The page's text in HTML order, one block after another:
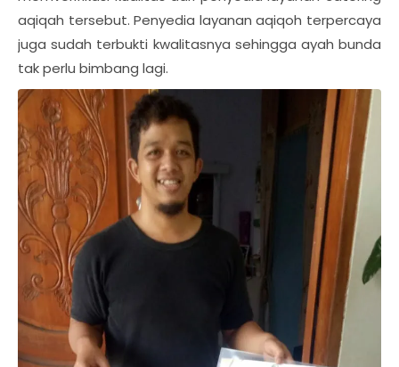
aqiqah tersebut. Penyedia layanan aqiqoh terpercaya
juga sudah terbukti kwalitasnya sehingga ayah bunda
tak perlu bimbang lagi.